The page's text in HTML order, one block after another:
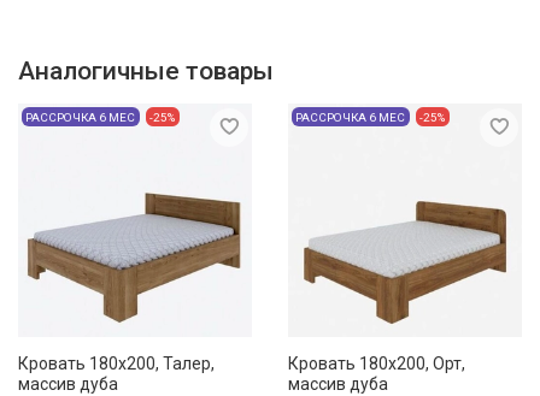
Аналогичные товары
РАССРОЧКА 6 МЕС -25%
Кровать 180х200, Талер,
массив дуба
РАССРОЧКА 6 МЕС -25%
Кровать 180х200, Орт,
массив дуба